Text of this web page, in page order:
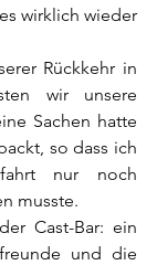
wirklich wieder
Rückkehr in
wir unsere
Sachen hatte
so dass ich
nur noch
musste.
Cast-Bar: ein
und die